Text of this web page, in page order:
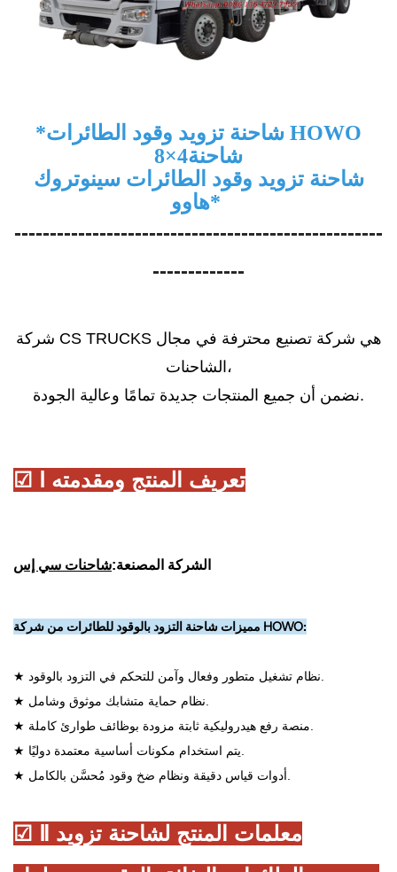
*شاحنة تزويد وقود الطائرات HOWO
8×4شاحنة
شاحنة تزويد وقود الطائرات سينوتروك
هاوو*
----------------------------------------------------
-------------
شركة CS TRUCKS هي شركة تصنيع محترفة في مجال
الشاحنات،
نضمن أن جميع المنتجات جديدة تمامًا وعالية الجودة.
☑ Ⅰ تعريف المنتج ومقدمته
الشركة المصنعة:شاحنات سي إس
مميزات شاحنة التزود بالوقود للطائرات من شركة HOWO:
☑ Ⅱ معلمات المنتج لشاحنة تزويد